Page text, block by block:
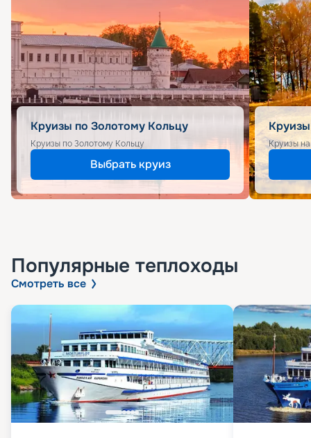
Круизы по Золотому Кольцу
Круизы по Золотому Кольцу
Выбрать круиз
Круизы
Популярные теплоходы
Смотреть все